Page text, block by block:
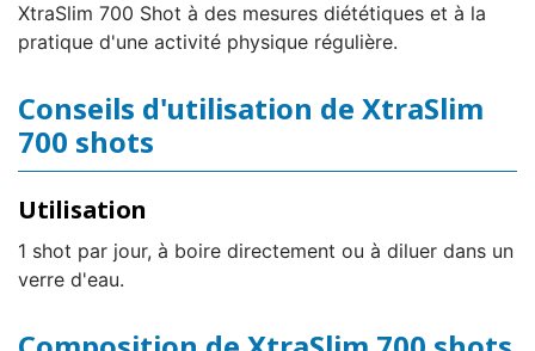
XtraSlim 700 Shot à des mesures diététiques et à la
pratique d'une activité physique régulière.
Conseils d'utilisation de XtraSlim
700 shots
Utilisation
1 shot par jour, à boire directement ou à diluer dans un
verre d'eau.